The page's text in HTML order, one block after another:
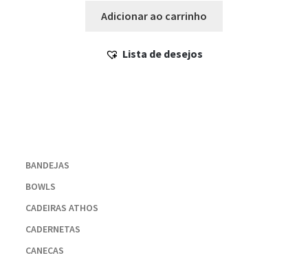
Adicionar ao carrinho
Lista de desejos
BANDEJAS
BOWLS
CADEIRAS ATHOS
CADERNETAS
CANECAS